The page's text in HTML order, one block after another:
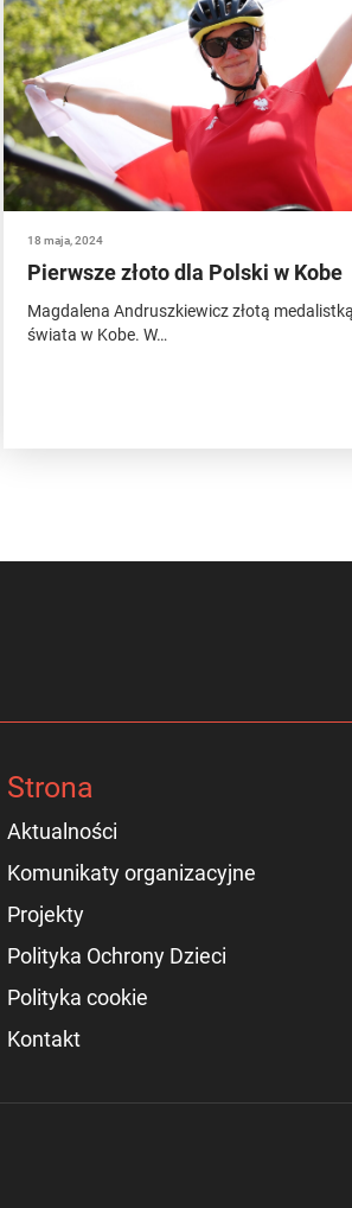
18 maja, 2024
Pierwsze złoto dla Polski w Kobe
Magdalena Andruszkiewicz złotą
świata w Kobe. W…
Strona
Aktualności
Komunikaty organizacyjne
Projekty
Polityka Ochrony Dzieci
Polityka cookie
Kontakt